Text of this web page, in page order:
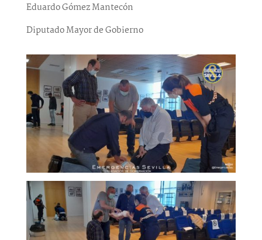
Eduardo Gómez Mantecón
Diputado Mayor de Gobierno